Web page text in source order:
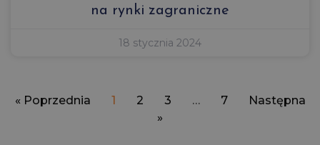
na rynki zagraniczne
18 stycznia 2024
« Poprzednia 1 2 3 … 7
Następna
»